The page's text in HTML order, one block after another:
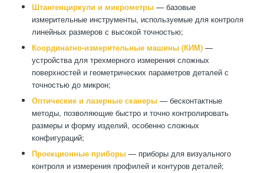
Штангенциркули и микрометры— базовые
измерительные инструменты, используемые для контроля
линейных размеров с высокой точностью;
Координатно-измерительные машины (КИМ)—
устройства для трехмерного измерения сложных
поверхностей и геометрических параметров деталей с
точностью до микрон;
Оптические и лазерные сканеры— бесконтактные
методы, позволяющие быстро и точно контролировать
размеры и форму изделий, особенно сложных
конфигураций;
Проекционные приборы— приборы для визуального
контроля и измерения профилей и контуров деталей;